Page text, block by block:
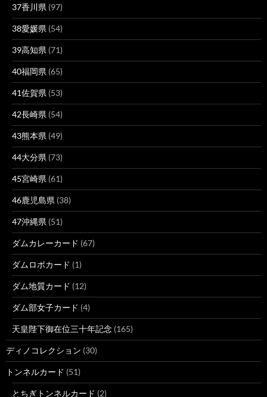
37香川県 (97)
38愛媛県 (54)
39高知県 (71)
40福岡県 (65)
41佐賀県 (53)
42長崎県 (54)
43熊本県 (49)
44大分県 (73)
45宮崎県 (61)
46鹿児島県 (38)
47沖縄県 (51)
ダムカレーカード (67)
ダムロボカード (1)
ダム地質カード (12)
ダム部女子カード (4)
天皇陛下御在位三十年記念 (165)
ディノコレクション (30)
トンネルカード (51)
とちぎトンネルカード (2)